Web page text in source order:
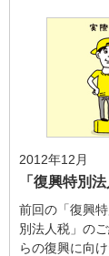
2012年12月
「復興特別
前回の「復興
別法人税」の
らの復興に向